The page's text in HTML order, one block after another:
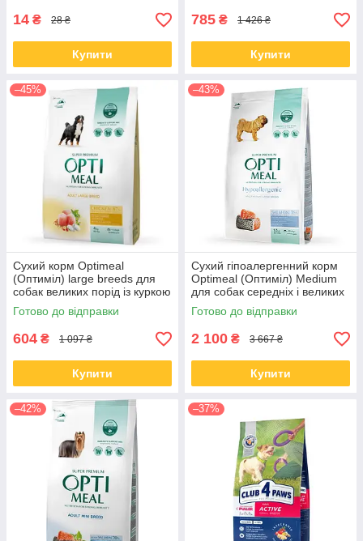
14 ₴ 28 ₴
Купити
785 ₴ 1 426 ₴
Купити
–45%
Сухий корм Optimeal
(Оптиміл) large breeds для
собак великих порід із куркою
4 КГ
Готово до відправки
604 ₴ 1 097 ₴
Купити
–43%
Сухий гіпоалергенний корм
Optimeal (Оптиміл) Medium
для собак середніх і великих
порід с лососем 12 КГ
Готово до відправки
2 100 ₴ 3 667 ₴
Купити
–42% –37%